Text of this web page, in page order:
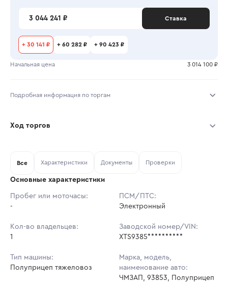
3 044 241 ₽ Ставка
+ 30 141 ₽ + 60 282 ₽ + 90 423 ₽
Начальная цена 3 014 100 ₽
Подробная информация по торгам
Тип аукциона: Открытые торги
Шаг торгов: 30 141 ₽
Кол-во ставок:
Ход торгов
Ставок не найдено
в аукционах
Все Характеристики Документы Проверки
Основные характеристики
Пробег или моточасы:
-
ПСМ/ПТС:
Электронный
Кол-во владельцев:
1
Заводской номер/VIN:
XTS9385**********
Тип машины:
Полуприцеп тяжеловоз
Марка, модель,
наименование авто:
ЧМЗАП, 93853, Полуприцеп